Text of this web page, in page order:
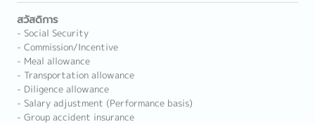
สวัสดิการ
- Social Security
- Commission/Incentive
- Meal allowance
- Transportation allowance
- Diligence allowance
- Salary adjustment (Performance basis)
- Group accident insurance